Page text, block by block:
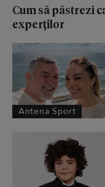
Cum să păstrezi
experților
Antena Sport